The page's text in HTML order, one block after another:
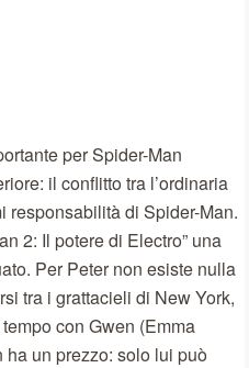
per Spider-Man
il conflitto tra l’ordinaria
responsabilità di Spider-Man.
2: Il potere di Electro” una
Per Peter non esiste nulla
tra i grattacieli di New York,
con Gwen (Emma
un prezzo: solo lui può